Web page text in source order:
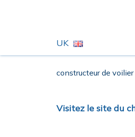
UK
constructeur de
Visitez le site du